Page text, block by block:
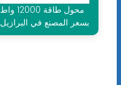
محول طاقة 12000 واط
بسعر المصنع في البرازيل